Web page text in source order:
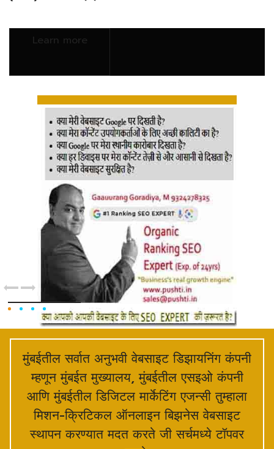
मुंबईतील सर्वात अनुभवी वेबसाइट डिझायनिंग कंपनी
म्हणून मुंबईत मुख्यालय, मुंबईतील एसइओ कंपनी
आणि मुंबईतील डिजिटल मार्केटिंग एजन्सी तुम्हाला
मिशन-क्रिटिकल ऑनलाइन बिझनेस वेबसाइट
स्थापन करण्यात मदत करते जी सर्चमध्ये टॉपवर